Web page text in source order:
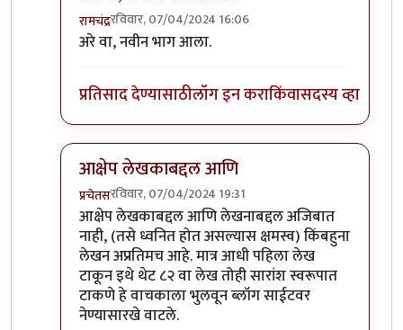
रामचंद्ररविवार, 07/04/2024 16:06
In reply toप्रचेतसजी,by
अरे वा, नवीन भाग आला.
प्रतिसाद देण्यासाठीलॉग इन कराकिंवासदस्य व्हा
आक्षेप लेखकाबद्दल आणि
प्रचेतसरविवार, 07/04/2024 19:31
In reply toप्रचेतसजी,byशाम भागवत
आक्षेप लेखकाबद्दल आणि लेखनाबद्दल अजिबात
नाही, (तसे ध्वनित होत असल्यास क्षमस्व) किंबहुना
लेखन अप्रतिमच आहे. मात्र आधी पहिला लेख
टाकून इथे थेट ८२ वा लेख तोही सारांश स्वरूपात
टाकणे हे वाचकाला भुलवून ब्लॉग साईटवर
नेण्यासारखे वाटले.